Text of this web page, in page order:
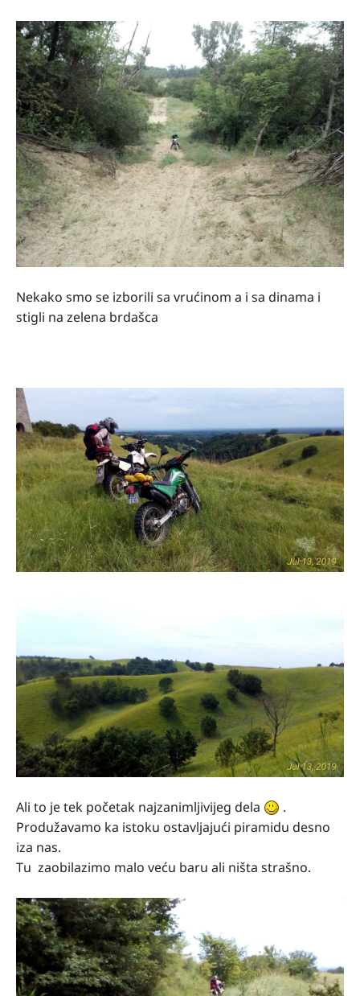
Nekako smo se izborili sa vrućinom a i sa dinama i
stigli na zelena brdašca
Ali to je tek početak najzanimljivijeg dela
.
Produžavamo ka istoku ostavljajući piramidu desno
iza nas.
Tu zaobilazimo malo veću baru ali ništa strašno.